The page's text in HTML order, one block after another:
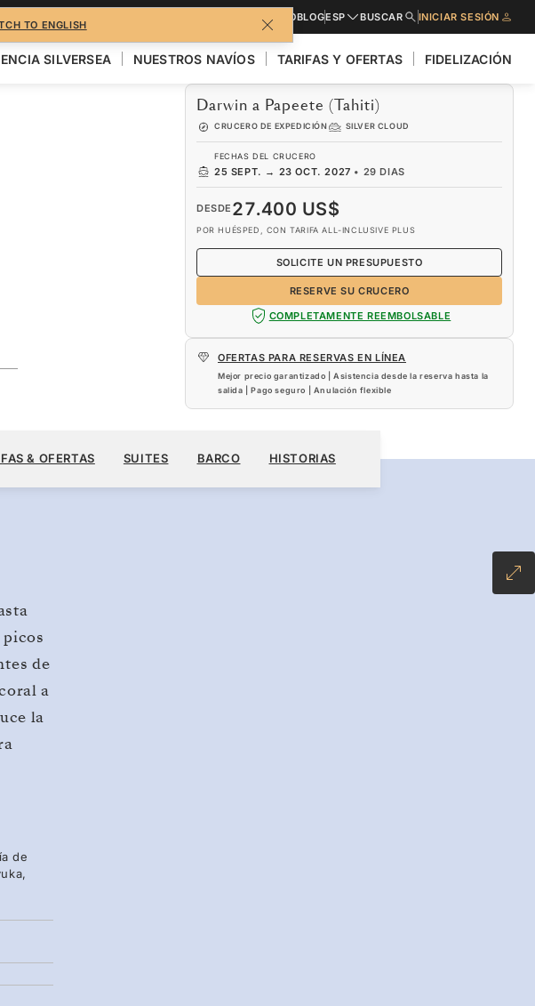
TO ENGLISH
SOLICITE PRESUPUESTOBLOGESP BUSCAR INICIAR SESIÓN
SILVERSEA NUESTROS NAVÍOS TARIFAS Y OFERTAS FIDELIZACIÓN
Darwin a Papeete (Tahiti)
CRUCERO DE EXPEDICIÓN SILVER CLOUD
FECHAS DEL CRUCERO
25 SEPT. → 23 OCT. 2027 • 29 DIAS
DESDE 27.400 US$
POR HUÉSPED, CON TARIFA ALL-INCLUSIVE PLUS
RESERVE SU CRUCERO
SOLICITE UN PRESUPUESTO
COMPLETAMENTE REEMBOLSABLE
OFERTAS PARA RESERVAS EN LÍNEA
Mejor precio garantizado | Asistencia desde la reserva hasta la
salida | Pago seguro | Anulación flexible
CON TARIFA ALL-INCLUSIVE PLUS
RESERVE SU CRUCERO
& OFERTAS SUITES BARCO HISTORIAS
de
a
la
de